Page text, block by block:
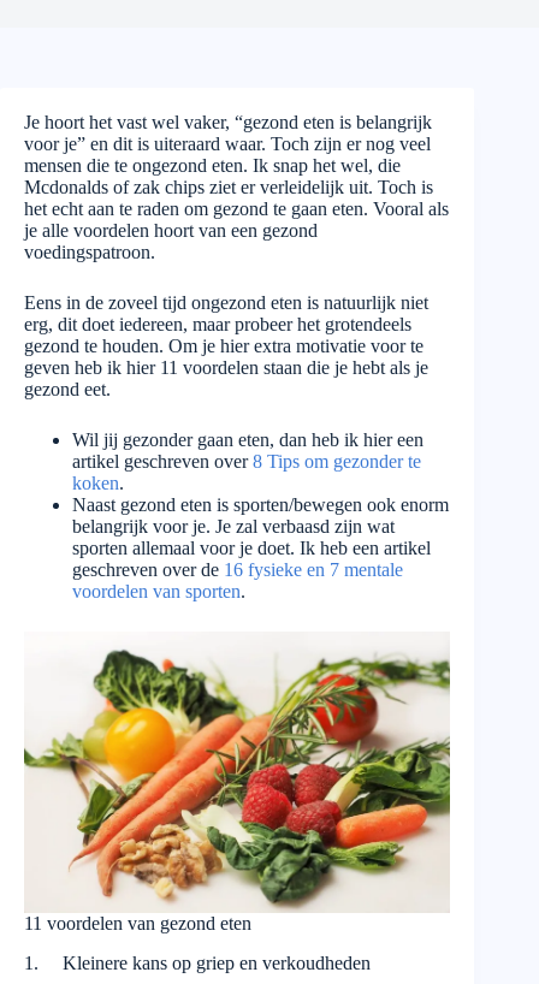
Je hoort het vast wel vaker, “gezond eten is belangrijk
voor je” en dit is uiteraard waar. Toch zijn er nog veel
mensen die te ongezond eten. Ik snap het wel, die
Mcdonalds of zak chips ziet er verleidelijk uit. Toch is
het echt aan te raden om gezond te gaan eten. Vooral als
je alle voordelen hoort van een gezond
voedingspatroon.
Eens in de zoveel tijd ongezond eten is natuurlijk niet
erg, dit doet iedereen, maar probeer het grotendeels
gezond te houden. Om je hier extra motivatie voor te
geven heb ik hier 11 voordelen staan die je hebt als je
gezond eet.
Wil jij gezonder gaan eten, dan heb ik hier een
artikel geschreven over8 Tips om gezonder te
koken.
Naast gezond eten is sporten/bewegen ook enorm
belangrijk voor je. Je zal verbaasd zijn wat
sporten allemaal voor je doet. Ik heb een artikel
geschreven over de 16 fysieke en 7 mentale
voordelen van sporten.
11 voordelen van gezond eten
1. Kleinere kans op griep en verkoudheden